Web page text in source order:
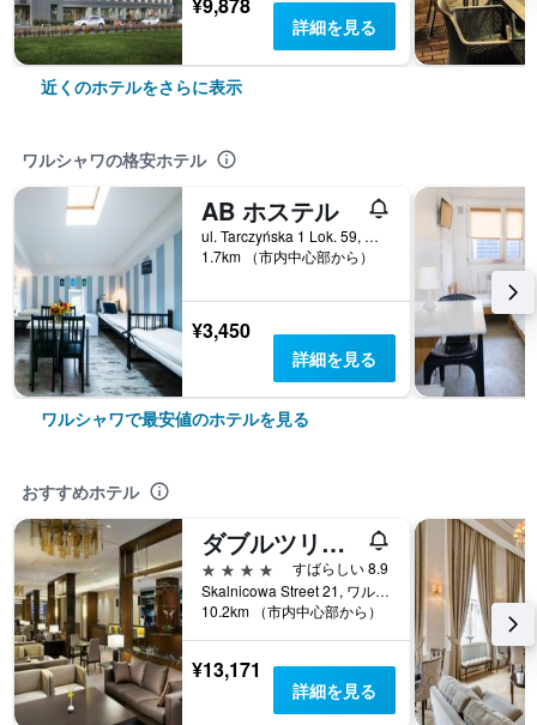
¥9,878
詳細を見る
近くのホテルをさらに表示
ワルシャワの格安ホテル
AB ホステル
ul. Tarczyńska 1 Lok. 59, ワルシャワ, マゾフシェ県, ポーランド
1.7km （市内中心部から）
¥3,450
詳細を見る
ワルシャワで最安値のホテルを見る
おすすめホテル
ダブルツリー バイ ヒルトン ホテル＆コンファレンスセンター ワルシャワ
4つ星
すばらしい 8.9
Skalnicowa Street 21, ワルシャワ, マゾフシェ県, ポーランド
10.2km （市内中心部から）
¥13,171
詳細を見る